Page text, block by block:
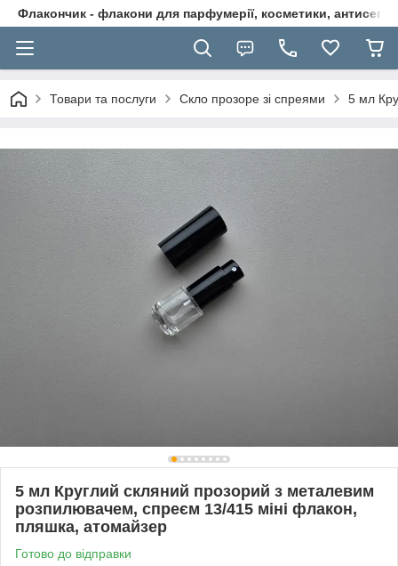
Флакончик - флакони для парфумерії, косметики,
Товари та послуги Скло прозоре зі спреями 5 мл
5 мл Круглий скляний прозорий з металевим
розпилювачем, спреєм 13/415 міні флакон,
пляшка, атомайзер
Готово до відправки